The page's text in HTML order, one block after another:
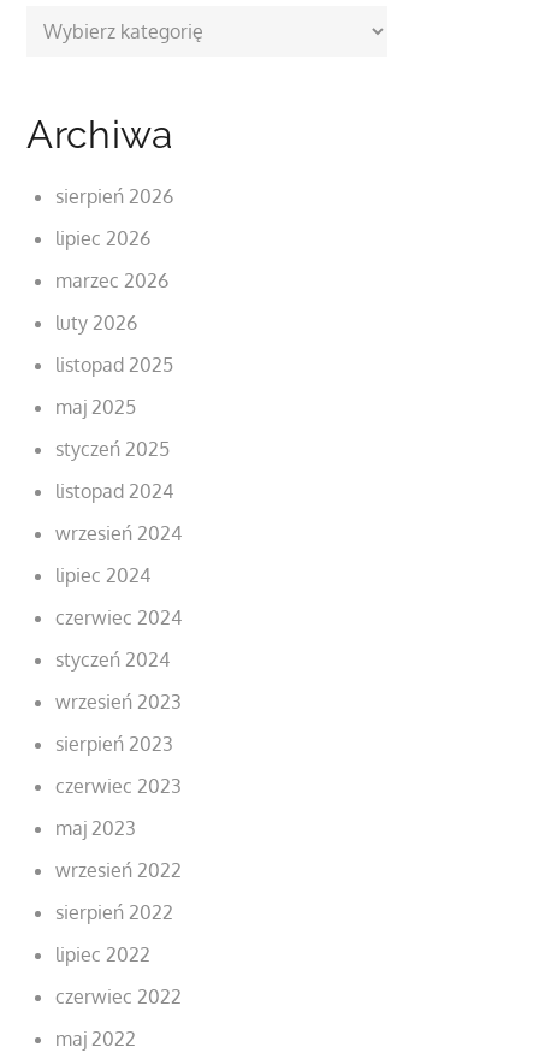
Kategorie
Archiwa
sierpień 2026
lipiec 2026
marzec 2026
luty 2026
listopad 2025
maj 2025
styczeń 2025
listopad 2024
wrzesień 2024
lipiec 2024
czerwiec 2024
styczeń 2024
wrzesień 2023
sierpień 2023
czerwiec 2023
maj 2023
wrzesień 2022
sierpień 2022
lipiec 2022
czerwiec 2022
maj 2022